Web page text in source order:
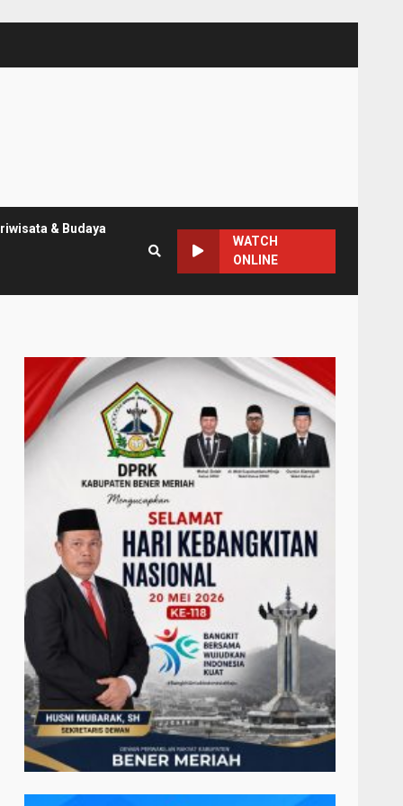
& Budaya
WATCH
ONLINE